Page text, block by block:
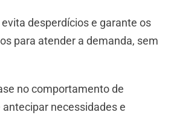
desperdícios e garante os
para atender a demanda, sem
no comportamento de
necessidades e